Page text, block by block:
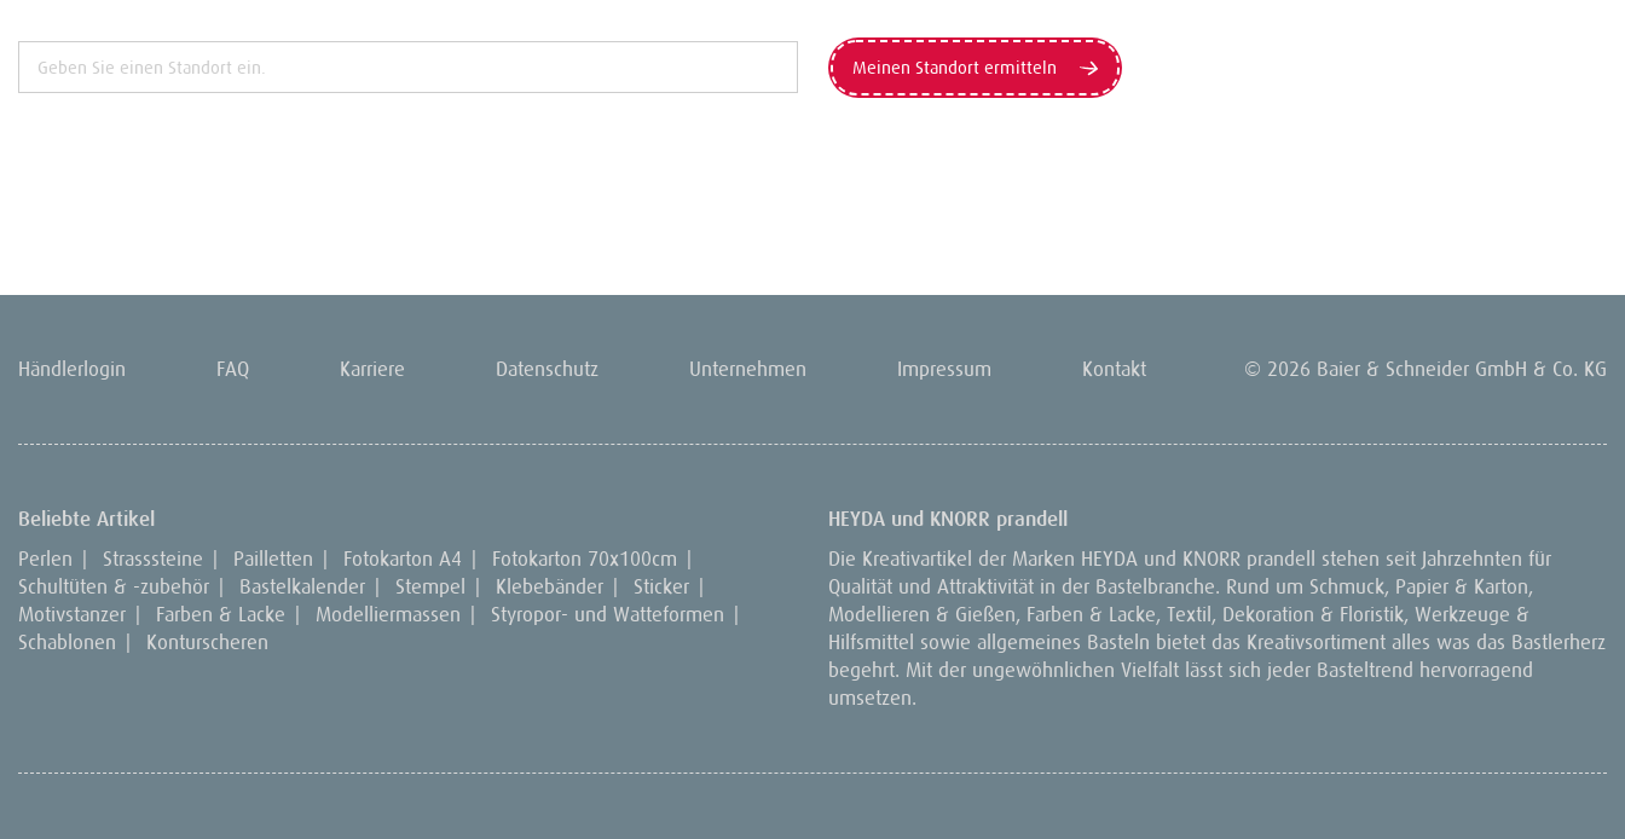
Meinen Standort ermitteln
Händlerlogin FAQ Karriere Datenschutz Unternehmen Impressum Kontakt © 2026 Baier & Schneider GmbH & Co. KG
Beliebte Artikel
Perlen Strasssteine Pailletten Fotokarton A4 Fotokarton 70x100cm
Schultüten & -zubehör
Bastelkalender Stempel Klebebänder Sticker
Motivstanzer
Farben & Lacke Modelliermassen Styropor- und Watteformen
Schablonen
Konturscheren
HEYDA und KNORR prandell
Die Kreativartikel der Marken HEYDA und KNORR prandell stehen seit Jahrzehnten für
Qualität und Attraktivität in der Bastelbranche. Rund um Schmuck, Papier & Karton,
Modellieren & Gießen, Farben & Lacke, Textil, Dekoration & Floristik, Werkzeuge &
Hilfsmittel sowie allgemeines Basteln bietet das Kreativsortiment alles was das Bastlerherz
begehrt. Mit der ungewöhnlichen Vielfalt lässt sich jeder Basteltrend hervorragend
umsetzen.